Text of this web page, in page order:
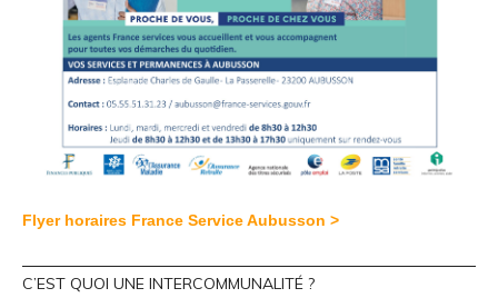
Flyer horaires France Service Aubusson >
C’EST QUOI UNE INTERCOMMUNALITÉ ?